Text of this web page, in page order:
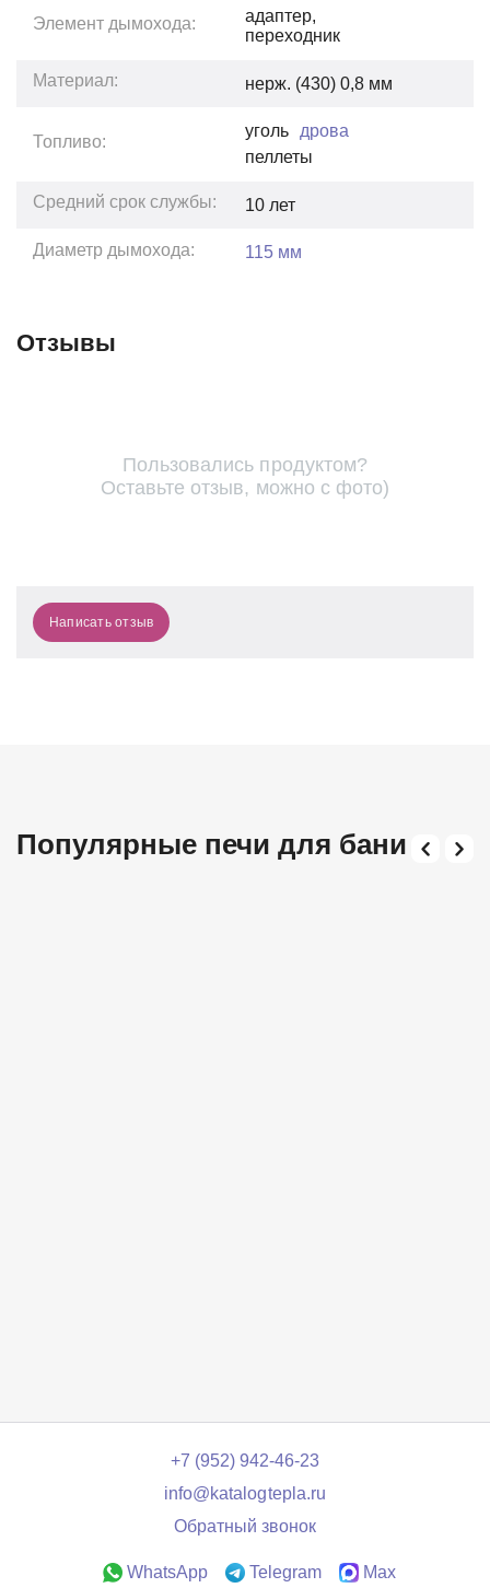
Элемент дымохода:
адаптер,
переходник
Материал: нерж. (430) 0,8 мм
Топливо:
уголь
дрова
пеллеты
Средний срок службы: 10 лет
Диаметр дымохода: 115 мм
Отзывы
Пользовались продуктом?
Оставьте отзыв, можно с фото)
Написать отзыв
Популярные печи для бани
+7 (952) 942-46-23
info@katalogtepla.ru
Обратный звонок
WhatsApp Telegram Max